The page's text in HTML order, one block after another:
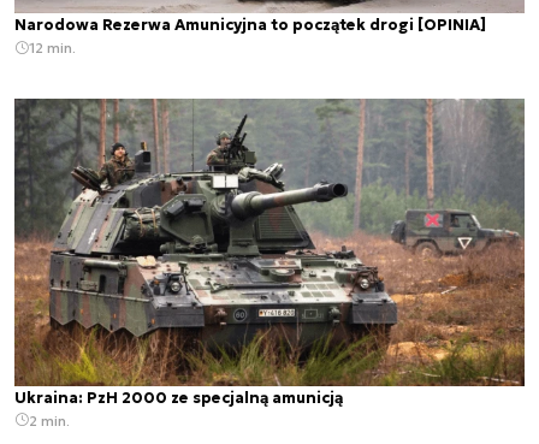
Narodowa Rezerwa Amunicyjna to początek drogi [OPINIA]
12 min.
Ukraina: PzH 2000 ze specjalną amunicją
2 min.